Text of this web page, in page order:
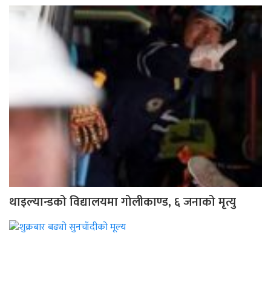
थाइल्यान्डको विद्यालयमा गोलीकाण्ड, ६ जनाको मृत्यु